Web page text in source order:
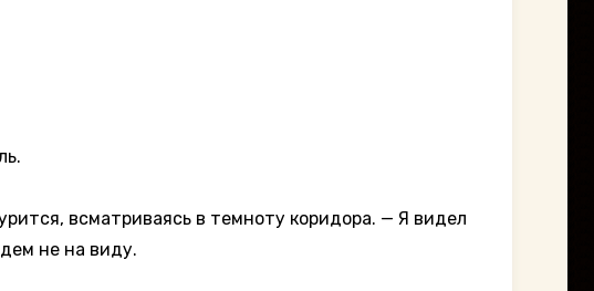
всматриваясь в темноту коридора. — Я видел
не на виду.